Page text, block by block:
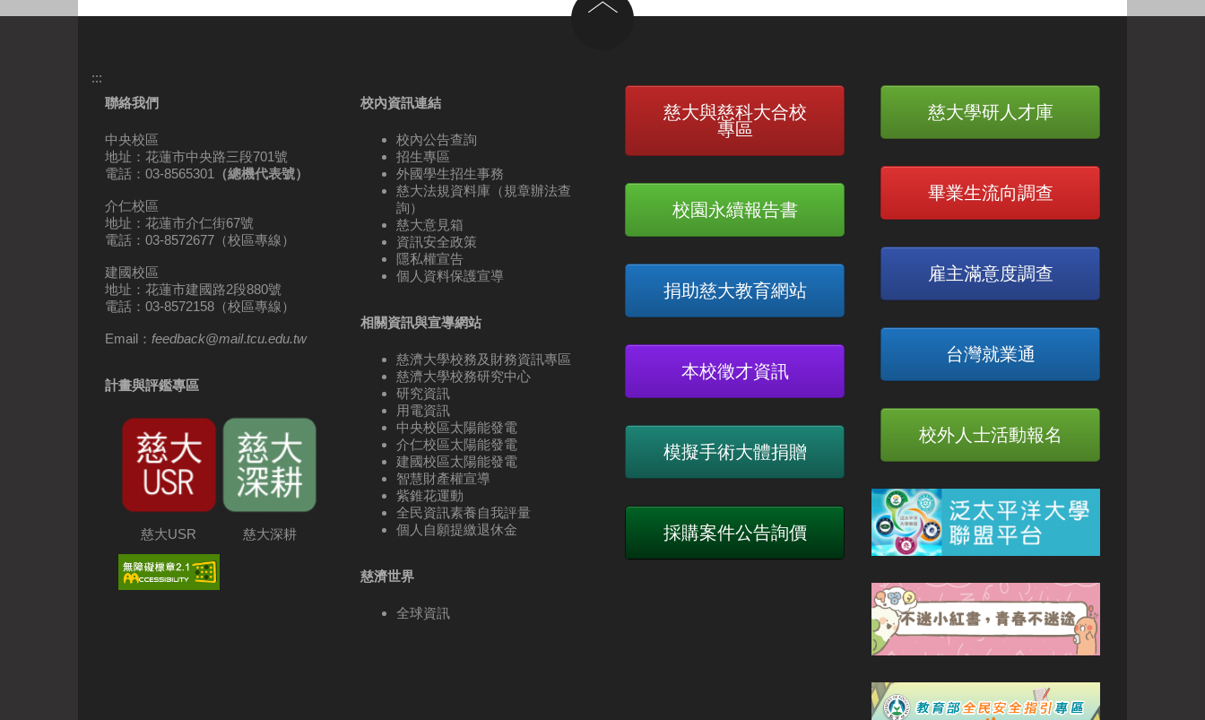
回到頂部
:::
聯絡我們
中央校區
地址：花蓮市中央路三段701號
電話：03-8565301
（總機代表號）
介仁校區
地址：花蓮市介仁街67號
電話：03-8572677（校區專線）
建國校區
地址：花蓮市建國路2段880號
電話：03-8572158（校區專線）
Email： feedback@mail.tcu.edu.tw
計畫與評鑑專區
慈大USR 慈大深耕
校內資訊連結
校內公告查詢
招生專區
外國學生招生事務
慈大法規資料庫（規章辦法查
詢）
慈大意見箱
資訊安全政策
隱私權宣告
個人資料保護宣導
相關資訊與宣導網站
慈濟大學校務及財務資訊專區
慈濟大學校務研究中心
研究資訊
用電資訊
中央校區太陽能發電
介仁校區太陽能發電
建國校區太陽能發電
智慧財產權宣導
紫錐花運動
全民資訊素養自我評量
個人自願提繳退休金
慈濟世界
全球資訊
慈大與慈科大合校
專區
校園永續報告書
捐助慈大教育網站
本校徵才資訊
模擬手術大體捐贈
採購案件公告詢價
慈大學研人才庫
畢業生流向調查
雇主滿意度調查
台灣就業通
校外人士活動報名